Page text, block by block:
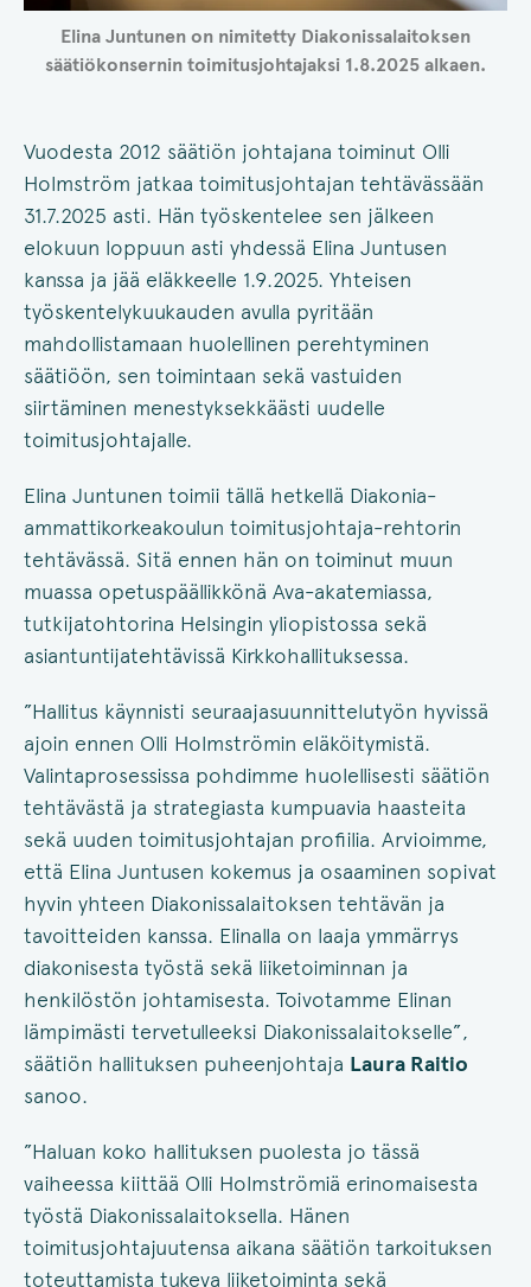
Elina Juntunen on nimitetty Diakonissalaitoksen
säätiökonsernin toimitusjohtajaksi 1.8.2025 alkaen.
Vuodesta 2012 säätiön johtajana toiminut Olli
Holmström jatkaa toimitusjohtajan tehtävässään
31.7.2025 asti. Hän työskentelee sen jälkeen
elokuun loppuun asti yhdessä Elina Juntusen
kanssa ja jää eläkkeelle 1.9.2025. Yhteisen
työskentelykuukauden avulla pyritään
mahdollistamaan huolellinen perehtyminen
säätiöön, sen toimintaan sekä vastuiden
siirtäminen menestyksekkäästi uudelle
toimitusjohtajalle.
Elina Juntunen toimii tällä hetkellä Diakonia-
ammattikorkeakoulun toimitusjohtaja-rehtorin
tehtävässä. Sitä ennen hän on toiminut muun
muassa opetuspäällikkönä Ava-akatemiassa,
tutkijatohtorina Helsingin yliopistossa sekä
asiantuntijatehtävissä Kirkkohallituksessa.
”Hallitus käynnisti seuraajasuunnittelutyön hyvissä
ajoin ennen Olli Holmströmin eläköitymistä.
Valintaprosessissa pohdimme huolellisesti säätiön
tehtävästä ja strategiasta kumpuavia haasteita
sekä uuden toimitusjohtajan profiilia. Arvioimme,
että Elina Juntusen kokemus ja osaaminen sopivat
hyvin yhteen Diakonissalaitoksen tehtävän ja
tavoitteiden kanssa. Elinalla on laaja ymmärrys
diakonisesta työstä sekä liiketoiminnan ja
henkilöstön johtamisesta. Toivotamme Elinan
lämpimästi tervetulleeksi Diakonissalaitokselle”,
säätiön hallituksen puheenjohtaja Laura Raitio
sanoo.
”Haluan koko hallituksen puolesta jo tässä
vaiheessa kiittää Olli Holmströmiä erinomaisesta
työstä Diakonissalaitoksella. Hänen
toimitusjohtajuutensa aikana säätiön tarkoituksen
toteuttamista tukeva liiketoiminta sekä